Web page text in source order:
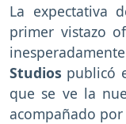
La expectativa
primer vistazo
Studios publicó
que se ve la
acompañado por